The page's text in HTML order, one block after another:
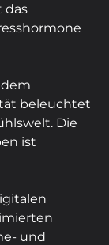
das
beleuchtet
Die
ist
und